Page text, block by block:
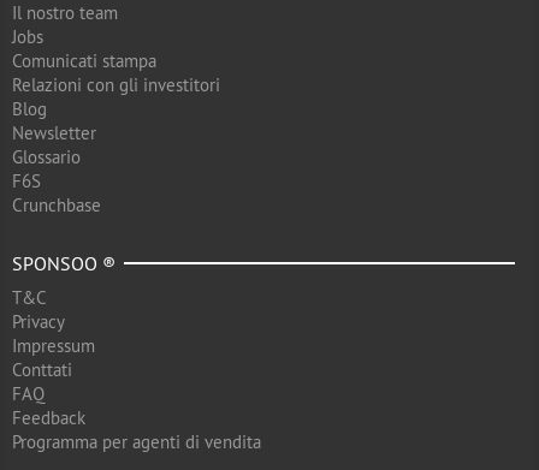
Il nostro team
Jobs
Comunicati stampa
Relazioni con gli investitori
Blog
Newsletter
Glossario
F6S
Crunchbase
SPONSOO ®
T&C
Privacy
Impressum
Conttati
FAQ
Feedback
Programma per agenti di vendita